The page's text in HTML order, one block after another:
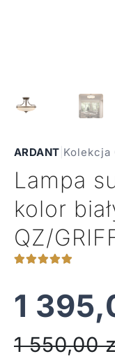
ARDANT Kolekcja
Lampa
kolor
QZ/
1
1 550,00